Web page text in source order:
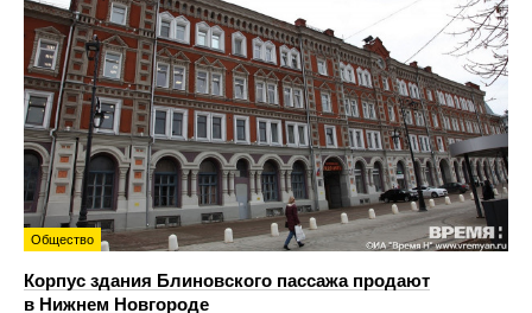
Общество
Корпус здания Блиновского пассажа продают
в Нижнем Новгороде